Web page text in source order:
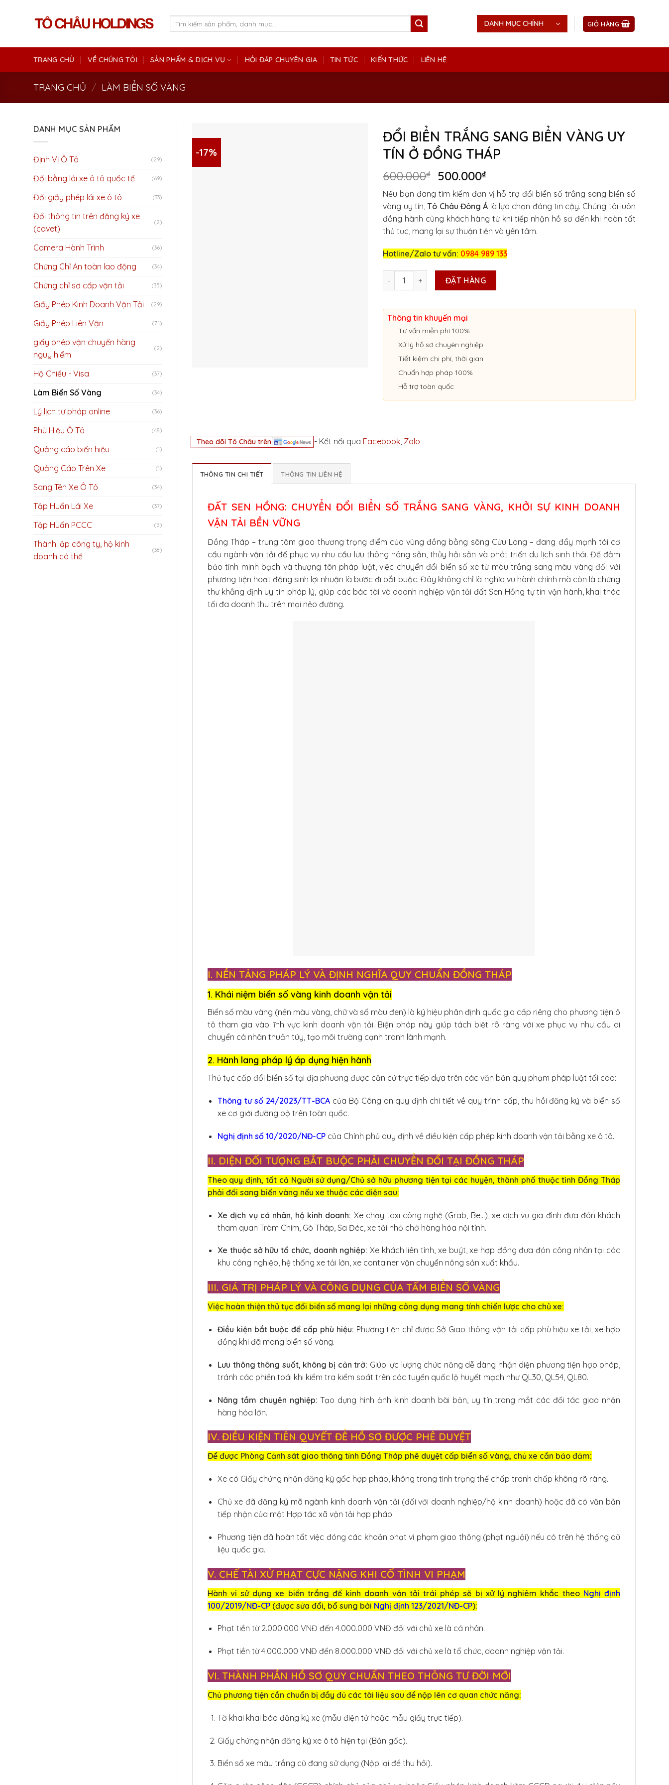
DANH MỤC CHÍNH GIỎ HÀNG
TRANG CHỦ VỀ CHÚNG TÔI SẢN PHẨM & DỊCH VỤ HỎI ĐÁP CHUYÊN GIA TIN TỨC KIẾN THỨC LIÊN HỆ
TRANG CHỦ / LÀM BIỂN SỐ VÀNG
DANH MỤC SẢN PHẨM
Định Vị Ô Tô (29)
Đổi bằng lái xe ô tô quốc tế (69)
Đổi giấy phép lái xe ô tô (33)
Đổi thông tin trên đăng ký xe
(cavet)
(2)
Camera Hành Trình (36)
Chứng Chỉ An toàn lao động (34)
Chứng chỉ sơ cấp vận tải (35)
Giấy Phép Kinh Doanh Vận Tải (29)
Giấy Phép Liên Vận (71)
giấy phép vận chuyển hàng
nguy hiểm
(2)
Hộ Chiếu - Visa (37)
Làm Biển Số Vàng (34)
Lý lịch tư pháp online (36)
Phù Hiệu Ô Tô (48)
Quảng cáo biển hiệu (1)
Quảng Cáo Trên Xe (1)
Sang Tên Xe Ô Tô (34)
Tập Huấn Lái Xe (37)
Tập Huấn PCCC (5)
Thành lập công ty, hộ kinh
doanh cá thể
(38)
-17%
ĐỔI BIỂN TRẮNG SANG BIỂN VÀNG UY
TÍN Ở ĐỒNG THÁP
600.000₫
Giá
gốc
là:
600.000₫.
500.000₫Giá
hiện
tại
là:
500.000₫.
Nếu bạn đang tìm kiếm đơn vị hỗ trợ đổi biển số trắng sang biển số
vàng uy tín,Tô Châu Đông Á là lựa chọn đáng tin cậy. Chúng tôi luôn
đồng hành cùng khách hàng từ khi tiếp nhận hồ sơ đến khi hoàn tất
thủ tục, mang lại sự thuận tiện và yên tâm.
Hotline/Zalo tư vấn: 0984 989 133
ĐỔI BIỂN TRẮNG SANG BIỂN VÀNG UY TÍN Ở ĐỒNG THÁP số lượng
ĐẶT HÀNG
Thông tin khuyến mại
Tư vấn miễn phí 100%
Xử lý hồ sơ chuyên nghiệp
Tiết kiệm chi phí, thời gian
Chuẩn hợp pháp 100%
Hỗ trợ toàn quốc
Theo dõi Tô Châu trên - Kết nối qua Facebook, Zalo
THÔNG TIN CHI TIẾT THÔNG TIN LIÊN HỆ
ĐẤT SEN HỒNG: CHUYỂN ĐỔI BIỂN SỐ TRẮNG SANG VÀNG, KHỞI SỰ KINH DOANH
VẬN TẢI BỀN VỮNG
Đồng Tháp – trung tâm giao thương trọng điểm của vùng đồng bằng sông Cửu Long – đang đẩy mạnh tái cơ
cấu ngành vận tải để phục vụ nhu cầu lưu thông nông sản, thủy hải sản và phát triển du lịch sinh thái. Để đảm
bảo tính minh bạch và thượng tôn pháp luật, việc chuyển đổi biển số xe từ màu trắng sang màu vàng đối với
phương tiện hoạt động sinh lợi nhuận là bước đi bắt buộc. Đây không chỉ là nghĩa vụ hành chính mà còn là chứng
thư khẳng định uy tín pháp lý, giúp các bác tài và doanh nghiệp vận tải đất Sen Hồng tự tin vận hành, khai thác
tối đa doanh thu trên mọi nẻo đường.
I. NỀN TẢNG PHÁP LÝ VÀ ĐỊNH NGHĨA QUY CHUẨN ĐỒNG THÁP
1. Khái niệm biển số vàng kinh doanh vận tải
Biển số màu vàng (nền màu vàng, chữ và số màu đen) là ký hiệu phân định quốc gia cấp riêng cho phương tiện ô
tô tham gia vào lĩnh vực kinh doanh vận tải. Biện pháp này giúp tách biệt rõ ràng với xe phục vụ nhu cầu di
chuyển cá nhân thuần túy, tạo môi trường cạnh tranh lành mạnh.
2. Hành lang pháp lý áp dụng hiện hành
Thủ tục cấp đổi biển số tại địa phương được căn cứ trực tiếp dựa trên các văn bản quy phạm pháp luật tối cao:
Thông tư số 24/2023/TT-BCAcủa Bộ Công an quy định chi tiết về quy trình cấp, thu hồi đăng ký và biển số
xe cơ giới đường bộ trên toàn quốc.
Nghị định số 10/2020/NĐ-CP của Chính phủ quy định về điều kiện cấp phép kinh doanh vận tải bằng xe ô tô.
II. DIỆN ĐỐI TƯỢNG BẮT BUỘC PHẢI CHUYỂN ĐỔI TẠI ĐỒNG THÁP
Theo quy định, tất cả Người sử dụng/Chủ sở hữu phương tiện tại các huyện, thành phố thuộc tỉnh Đồng Tháp
phải đổi sang biển vàng nếu xe thuộc các diện sau:
Xe dịch vụ cá nhân, hộ kinh doanh: Xe chạy taxi công nghệ (Grab, Be…), xe dịch vụ gia đình đưa đón khách
tham quan Tràm Chim, Gò Tháp, Sa Đéc, xe tải nhỏ chở hàng hóa nội tỉnh.
Xe thuộc sở hữu tổ chức, doanh nghiệp: Xe khách liên tỉnh, xe buýt, xe hợp đồng đưa đón công nhân tại các
khu công nghiệp, hệ thống xe tải lớn, xe container vận chuyển nông sản xuất khẩu.
III. GIÁ TRỊ PHÁP LÝ VÀ CÔNG DỤNG CỦA TẤM BIỂN SỐ VÀNG
Việc hoàn thiện thủ tục đổi biển số mang lại những công dụng mang tính chiến lược cho chủ xe:
Điều kiện bắt buộc để cấp phù hiệu: Phương tiện chỉ được Sở Giao thông vận tải cấp phù hiệu xe tải, xe hợp
đồng khi đã mang biển số vàng.
Lưu thông thông suốt, không bị cản trở: Giúp lực lượng chức năng dễ dàng nhận diện phương tiện hợp pháp,
tránh các phiền toái khi kiểm tra kiểm soát trên các tuyến quốc lộ huyết mạch như QL30, QL54, QL80.
Nâng tầm chuyên nghiệp: Tạo dựng hình ảnh kinh doanh bài bản, uy tín trong mắt các đối tác giao nhận
hàng hóa lớn.
IV. ĐIỀU KIỆN TIÊN QUYẾT ĐỂ HỒ SƠ ĐƯỢC PHÊ DUYỆT
Để được Phòng Cảnh sát giao thông tỉnh Đồng Tháp phê duyệt cấp biển số vàng, chủ xe cần bảo đảm:
Xe có Giấy chứng nhận đăng ký gốc hợp pháp, không trong tình trạng thế chấp tranh chấp không rõ ràng.
Chủ xe đã đăng ký mã ngành kinh doanh vận tải (đối với doanh nghiệp/hộ kinh doanh) hoặc đã có văn bản
tiếp nhận của một Hợp tác xã vận tải hợp pháp.
Phương tiện đã hoàn tất việc đóng các khoản phạt vi phạm giao thông (phạt nguội) nếu có trên hệ thống dữ
liệu quốc gia.
V. CHẾ TÀI XỬ PHẠT CỰC NẶNG KHI CỐ TÌNH VI PHẠM
Hành vi sử dụng xe biển trắng để kinh doanh vận tải trái phép sẽ bị xử lý nghiêm khắc theo Nghị định
100/2019/NĐ-CP(được sửa đổi, bổ sung bởi Nghị định 123/2021/NĐ-CP):
Phạt tiền từ 2.000.000 VNĐ đến 4.000.000 VNĐ đối với chủ xe là cá nhân.
Phạt tiền từ 4.000.000 VNĐ đến 8.000.000 VNĐ đối với chủ xe là tổ chức, doanh nghiệp vận tải.
VI. THÀNH PHẦN HỒ SƠ QUY CHUẨN THEO THÔNG TƯ ĐỜI MỚI
Chủ phương tiện cần chuẩn bị đầy đủ các tài liệu sau để nộp lên cơ quan chức năng:
Tờ khai khai báo đăng ký xe (mẫu điện tử hoặc mẫu giấy trực tiếp).
Giấy chứng nhận đăng ký xe ô tô hiện tại (Bản gốc).
Biển số xe màu trắng cũ đang sử dụng (Nộp lại để thu hồi).